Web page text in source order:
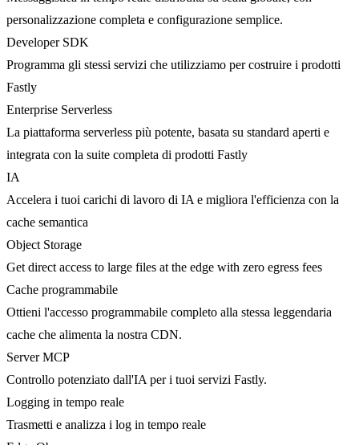
personalizzazione completa e configurazione semplice.
Developer SDK
Programma gli stessi servizi che utilizziamo per costruire i prodotti
Fastly
Enterprise Serverless
La piattaforma serverless più potente, basata su standard aperti e
integrata con la suite completa di prodotti Fastly
IA
Accelera i tuoi carichi di lavoro di IA e migliora l'efficienza con la
cache semantica
Object Storage
Get direct access to large files at the edge with zero egress fees
Cache programmabile
Ottieni l'accesso programmabile completo alla stessa leggendaria
cache che alimenta la nostra CDN.
Server MCP
Controllo potenziato dall'IA per i tuoi servizi Fastly.
Logging in tempo reale
Trasmetti e analizza i log in tempo reale